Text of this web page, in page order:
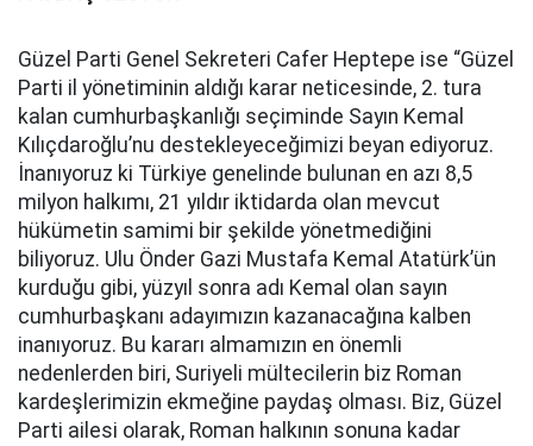
Güzel Parti Genel Sekreteri Cafer Heptepe ise “Güzel
Parti il yönetiminin aldığı karar neticesinde, 2. tura
kalan cumhurbaşkanlığı seçiminde Sayın Kemal
Kılıçdaroğlu’nu destekleyeceğimizi beyan ediyoruz.
İnanıyoruz ki Türkiye genelinde bulunan en azı 8,5
milyon halkımı, 21 yıldır iktidarda olan mevcut
hükümetin samimi bir şekilde yönetmediğini
biliyoruz. Ulu Önder Gazi Mustafa Kemal Atatürk’ün
kurduğu gibi, yüzyıl sonra adı Kemal olan sayın
cumhurbaşkanı adayımızın kazanacağına kalben
inanıyoruz. Bu kararı almamızın en önemli
nedenlerden biri, Suriyeli mültecilerin biz Roman
kardeşlerimizin ekmeğine paydaş olması. Biz, Güzel
Parti ailesi olarak, Roman halkının sonuna kadar